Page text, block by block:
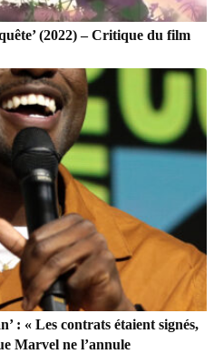
(2022) – Critique du film
: « Les contrats étaient signés,
Marvel ne l’annule